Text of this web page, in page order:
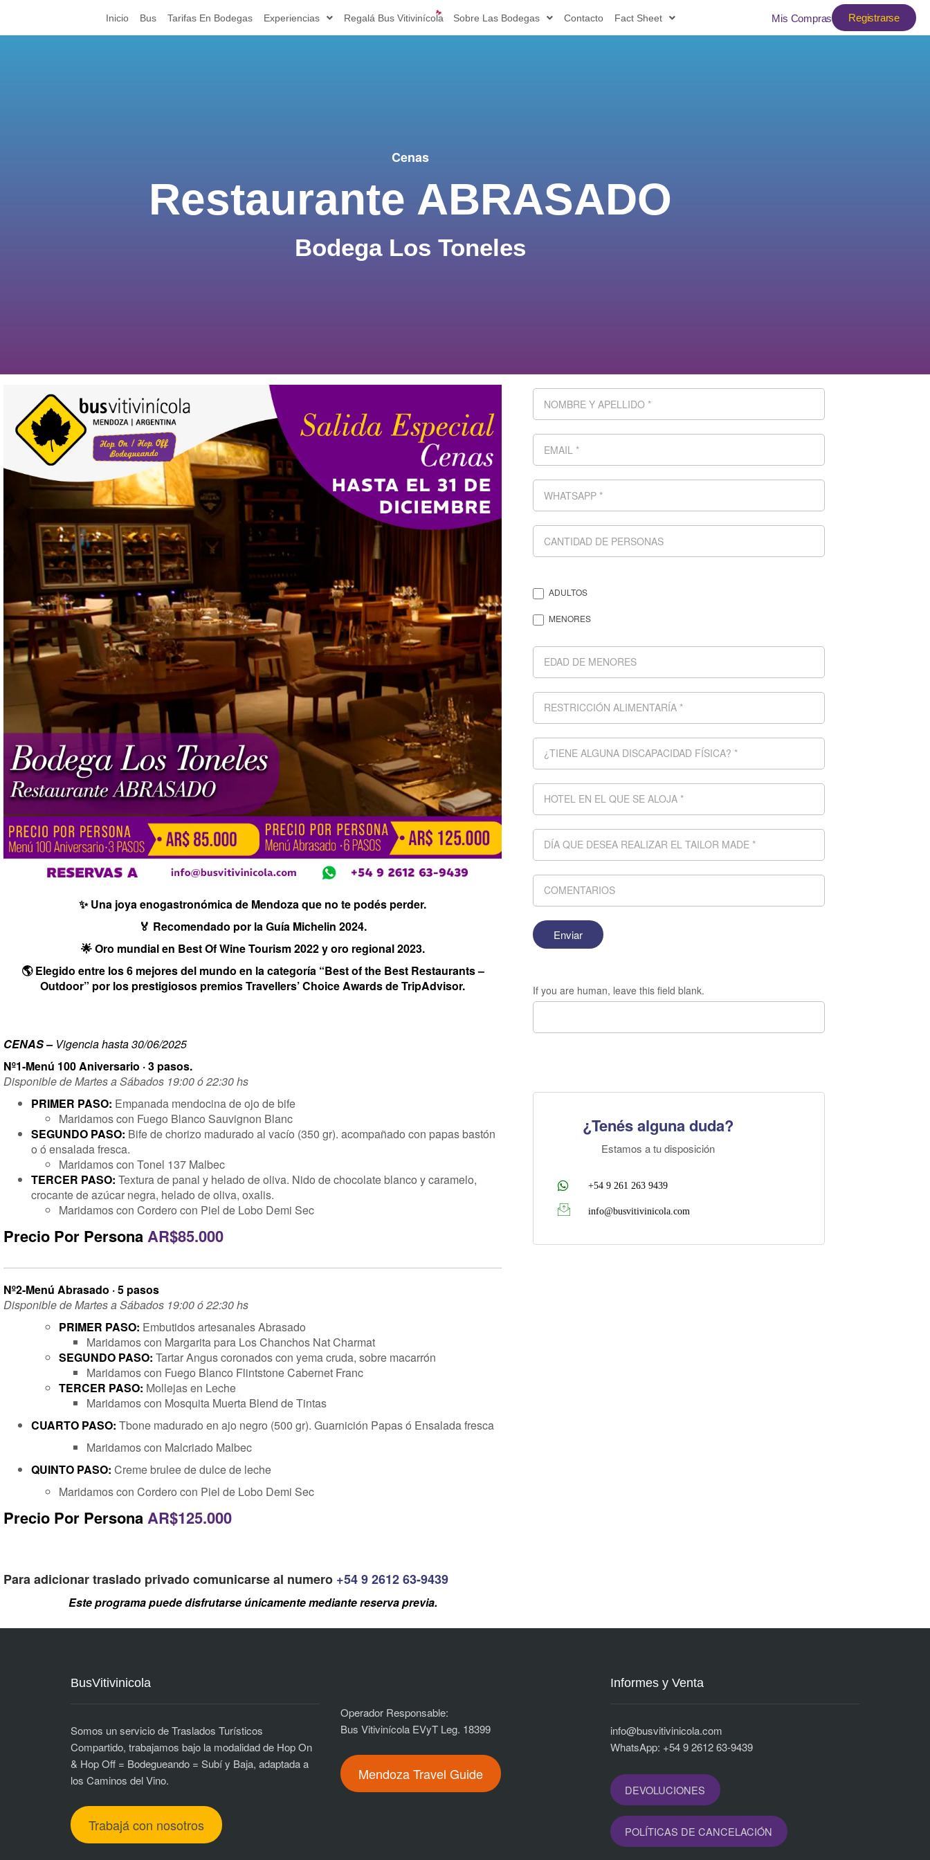
Inicio Bus Tarifas En Bodegas Experiencias Regalá Bus Vitivinícola Sobre Las Bodegas Contacto Fact Sheet Mis Compras Registrarse
Cenas
Restaurante ABRASADO
Bodega Los Toneles
✨ Una joya enogastronómica de Mendoza que no te podés perder.
🏅 Recomendado por la Guía Michelin 2024.
🌟 Oro mundial en Best Of Wine Tourism 2022 y oro regional 2023.
🌎 Elegido entre los 6 mejores del mundo en la categoría “Best of the Best Restaurants –
Outdoor” por los prestigiosos premios Travellers’ Choice Awards de TripAdvisor.
CENAS – Vigencia hasta 30/06/2025
Nº1-Menú 100 Aniversario · 3 pasos.
Disponible de Martes a Sábados 19:00 ó 22:30 hs
PRIMER PASO: Empanada mendocina de ojo de bife
Maridamos con Fuego Blanco Sauvignon Blanc
SEGUNDO PASO: Bife de chorizo madurado al vacío (350 gr). acompañado con papas bastón
o ó ensalada fresca.
Maridamos con Tonel 137 Malbec
TERCER PASO: Textura de panal y helado de oliva. Nido de chocolate blanco y caramelo,
crocante de azúcar negra, helado de oliva, oxalis.
Maridamos con Cordero con Piel de Lobo Demi Sec
Precio Por PersonaAR$85.000
Nº2-Menú Abrasado · 5 pasos
Disponible de Martes a Sábados 19:00 ó 22:30 hs
PRIMER PASO: Embutidos artesanales Abrasado
Maridamos con Margarita para Los Chanchos Nat Charmat
SEGUNDO PASO: Tartar Angus coronados con yema cruda, sobre macarrón
Maridamos con Fuego Blanco Flintstone Cabernet Franc
TERCER PASO: Mollejas en Leche
Maridamos con Mosquita Muerta Blend de Tintas
CUARTO PASO: Tbone madurado en ajo negro (500 gr). Guarnición Papas ó Ensalada fresca
Maridamos con Malcriado Malbec
QUINTO PASO: Creme brulee de dulce de leche
Maridamos con Cordero con Piel de Lobo Demi Sec
Precio Por PersonaAR$125.000
Para adicionar traslado privado comunicarse al numero +54 9 2612 63-9439
Este programa puede disfrutarse únicamente mediante reserva previa.
ADULTOS
MENORES
If you are human, leave this field blank.
¿Tenés alguna duda?
Estamos a tu disposición
+54 9 261 263 9439
info@busvitivinicola.com
BusVitivinicola
Somos un servicio de Traslados Turísticos
Compartido, trabajamos bajo la modalidad de Hop On
& Hop Off = Bodegueando = Subí y Baja, adaptada a
los Caminos del Vino.
Trabajá con nosotros
Operador Responsable:
Bus Vitivinícola EVyT Leg. 18399
Mendoza Travel Guide
Informes y Venta
info@busvitivinicola.com
WhatsApp: +54 9 2612 63-9439
DEVOLUCIONES
POLÍTICAS DE CANCELACIÓN